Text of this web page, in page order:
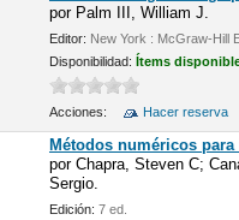
por Palm III, William J.
Editor: New York : McGraw-Hill
Disponibilidad: Ítems
Acciones: Hacer reserva
Métodos numéricos
por Chapra, Steven C;
Sergio.
Edición: 7 ed.